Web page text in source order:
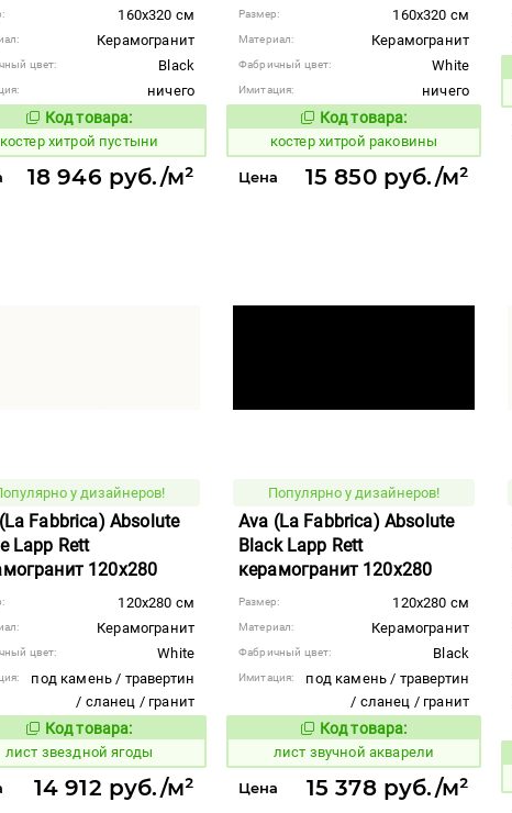
160x320 см
Керамогранит
цвет: Black
ничего
Код товара:
Код товара:
костер хитрой пустыни
18 946 руб./м²
Размер: 160x320 см
Материал: Керамогранит
Фабричный цвет: White
Имитация:
ничего
Код товара:
810953 Код товара:
костер хитрой раковины
Цена 15 850 руб./м²
у дизайнеров!
Fabbrica) Absolute
Lapp Rett
120x280
120x280 см
Керамогранит
цвет: White
под камень / травертин
/ сланец / гранит
Код товара:
Код товара:
лист звездной ягоды
14 912 руб./м²
Популярно у дизайнеров!
Ava (La Fabbrica) Absolute
Black Lapp Rett
керамогранит 120x280
Размер: 120x280 см
Материал: Керамогранит
Фабричный цвет: Black
Имитация:
под камень / травертин
/ сланец / гранит
Код товара:
878750Код товара:
лист звучной акварели
Цена 15 378 руб./м²